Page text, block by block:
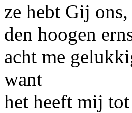
ze hebt Gij
den hoogen
acht me
want
het heeft mij